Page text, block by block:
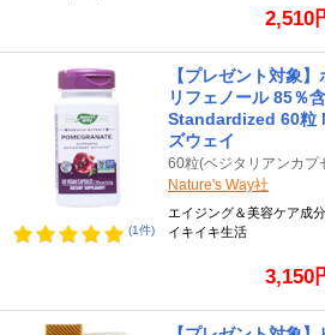
2,510
(1件)
【プレゼント対象
リフェノール 85％
Standardized 60粒
ズウェイ
60粒(ベジタリアンカ
Nature's Way社
エイジング＆美容ケア成
イキイキ生活
3,150